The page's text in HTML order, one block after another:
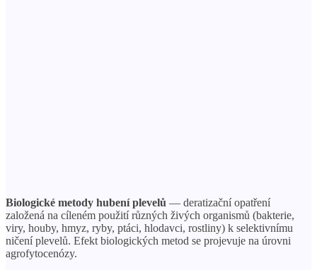
Biologické metody hubení plevelů — deratizační opatření
založená na cíleném použití různých živých organismů (bakterie,
viry, houby, hmyz, ryby, ptáci, hlodavci, rostliny) k selektivnímu
ničení plevelů. Efekt biologických metod se projevuje na úrovni
agrofytocenózy.